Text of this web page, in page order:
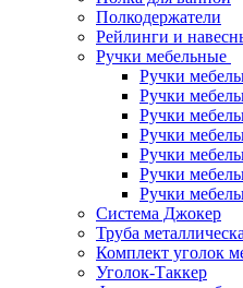
Полкодержатели
Рейлинги и
Ручки мебельные
Ручки
Ручки
Ручки
Ручки
Ручки
Ручки
Ручки
Система Джокер
Труба
Комплект уголок
Уголок-Таккер